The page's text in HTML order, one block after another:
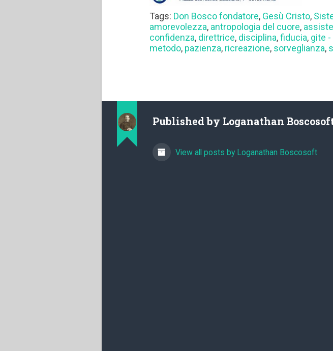
Tags: Don Bosco fondatore, Gesù Cristo,
amorevolezza, antropologia del cuore,
confidenza, direttrice, disciplina,fiducia, gite
metodo, pazienza, ricreazione, sorveglianza,
Published by Loganathan
View all posts by Loganathan Boscosoft